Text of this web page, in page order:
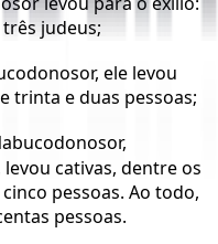
judeus;
ele levou
trinta e duas pessoas;
cativas, dentre os
pessoas. Ao todo,
pessoas.